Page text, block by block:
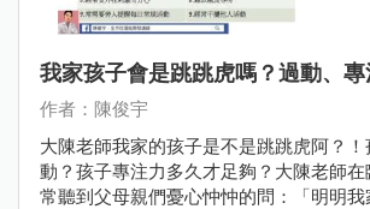
我家孩子會是跳跳虎嗎？過動、
作者：陳俊宇
大陳老師我家的孩子是不是跳跳虎阿？
動？孩子專注力多久才足夠？大陳老師
常聽到父母親們憂心忡忡的問：「明明我